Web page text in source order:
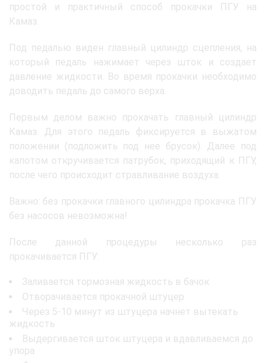
простой и практичный способ прокачки ПГУ на
Камаз.
Под педалью виден главный цилиндр сцепления, на
который педаль нажимает через шток и создает
давление жидкости. Во время прокачки необходимо
доводить педаль до самого верха.
Первым делом важно прокачать главный цилиндр
Камаз. Для этого педаль фиксируется в выжатом
положении (подложить под нее брусок). Далее под
капотом откручивается патрубок, приходящий к ПГУ,
после чего происходит стравливание воздуха.
Важно: без прокачки главного цилиндра прокачка ПГУ
без насосов невозможна!
После данной процедуры несколько раз
прокачивается ПГУ:
Заливается тормозная жидкость в бачок
Отворачивается прокачной штуцер
Через 5-10 минут из штуцера начнет вытекать
жидкость
Выдергивается шток штуцера и вдавливаемся до
упора